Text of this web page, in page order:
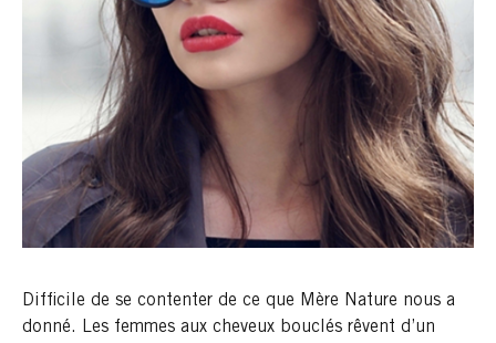
Difficile de se contenter de ce que Mère Nature nous a
donné. Les femmes aux cheveux bouclés rêvent d’un